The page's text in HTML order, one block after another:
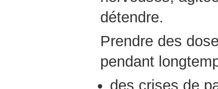
détendre.
Prendre des
pendant
des crises de